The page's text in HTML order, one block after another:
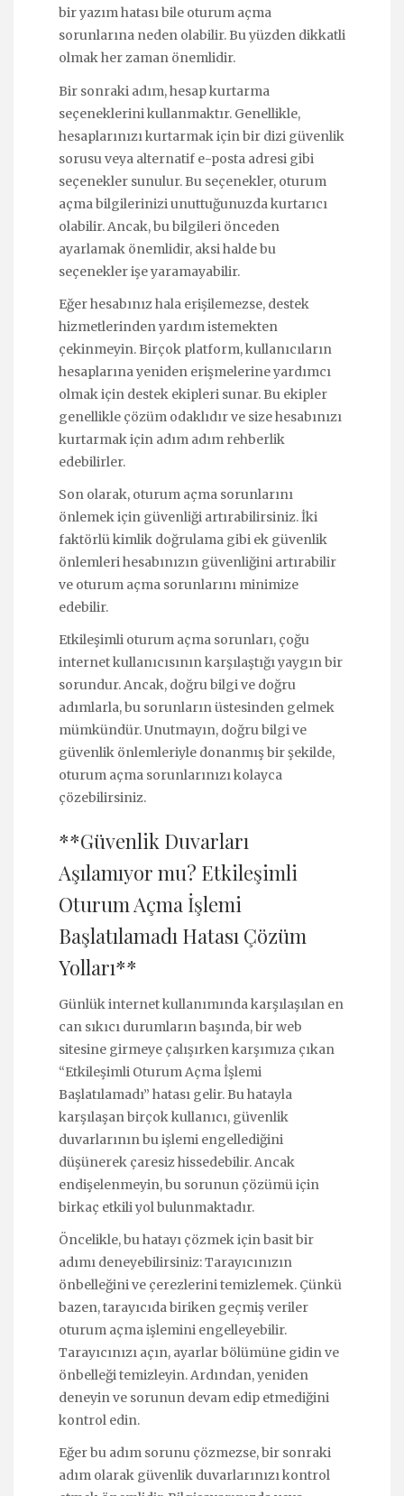
bir yazım hatası bile oturum açma
sorunlarına neden olabilir. Bu yüzden dikkatli
olmak her zaman önemlidir.
Bir sonraki adım, hesap kurtarma
seçeneklerini kullanmaktır. Genellikle,
hesaplarınızı kurtarmak için bir dizi güvenlik
sorusu veya alternatif e-posta adresi gibi
seçenekler sunulur. Bu seçenekler, oturum
açma bilgilerinizi unuttuğunuzda kurtarıcı
olabilir. Ancak, bu bilgileri önceden
ayarlamak önemlidir, aksi halde bu
seçenekler işe yaramayabilir.
Eğer hesabınız hala erişilemezse, destek
hizmetlerinden yardım istemekten
çekinmeyin. Birçok platform, kullanıcıların
hesaplarına yeniden erişmelerine yardımcı
olmak için destek ekipleri sunar. Bu ekipler
genellikle çözüm odaklıdır ve size hesabınızı
kurtarmak için adım adım rehberlik
edebilirler.
Son olarak, oturum açma sorunlarını
önlemek için güvenliği artırabilirsiniz. İki
faktörlü kimlik doğrulama gibi ek güvenlik
önlemleri hesabınızın güvenliğini artırabilir
ve oturum açma sorunlarını minimize
edebilir.
Etkileşimli oturum açma sorunları, çoğu
internet kullanıcısının karşılaştığı yaygın bir
sorundur. Ancak, doğru bilgi ve doğru
adımlarla, bu sorunların üstesinden gelmek
mümkündür. Unutmayın, doğru bilgi ve
güvenlik önlemleriyle donanmış bir şekilde,
oturum açma sorunlarınızı kolayca
çözebilirsiniz.
**Güvenlik Duvarları
Aşılamıyor mu? Etkileşimli
Oturum Açma İşlemi
Başlatılamadı Hatası Çözüm
Yolları**
Günlük internet kullanımında karşılaşılan en
can sıkıcı durumların başında, bir web
sitesine girmeye çalışırken karşımıza çıkan
“Etkileşimli Oturum Açma İşlemi
Başlatılamadı” hatası gelir. Bu hatayla
karşılaşan birçok kullanıcı, güvenlik
duvarlarının bu işlemi engellediğini
düşünerek çaresiz hissedebilir. Ancak
endişelenmeyin, bu sorunun çözümü için
birkaç etkili yol bulunmaktadır.
Öncelikle, bu hatayı çözmek için basit bir
adımı deneyebilirsiniz: Tarayıcınızın
önbelleğini ve çerezlerini temizlemek. Çünkü
bazen, tarayıcıda biriken geçmiş veriler
oturum açma işlemini engelleyebilir.
Tarayıcınızı açın, ayarlar bölümüne gidin ve
önbelleği temizleyin. Ardından, yeniden
deneyin ve sorunun devam edip etmediğini
kontrol edin.
Eğer bu adım sorunu çözmezse, bir sonraki
adım olarak güvenlik duvarlarınızı kontrol